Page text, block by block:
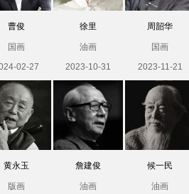
曹俊
国画
02-27
徐里
油画
2023-10-31
周韶华
国画
2023-11-21
黄永玉
版画
詹建俊
油画
候一民
油画